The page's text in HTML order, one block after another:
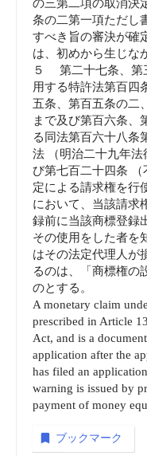
の三第二項の取消決
条の二第一項ただし
すべき旨の審決が確
は、初めから生じな
５ 第二十七条、第
用する特許法第百四
五条、第百五条の二
まで及び第百六条、
る同法第百六十八条
法 （明治二十九年法
び第七百二十四条
定による請求権を行
において、当該請求
録前に当該商標登録
その使用をした者を
はその法定代理人が
るのは、「商標権の
のとする。
A monetary claim
prescribed in Article
Act, and is a
application after the
has filed an
warning is issued by
payment of money
ブックマーク